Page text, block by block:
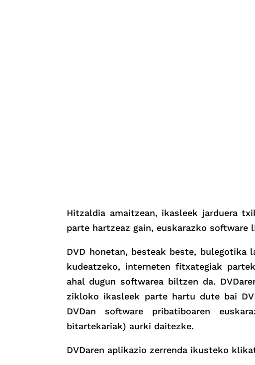
Hitzaldia amaitzean, ikasleek jarduera
parte hartzeaz gain, euskarazko software
DVD honetan, besteak beste,
kudeatzeko, interneten fitxategiak
ahal dugun softwarea biltzen da.
zikloko ikasleek parte hartu dute bai
DVDan software pribatiboaren
bitartekariak) aurki daitezke.
DVDaren aplikazio zerrenda ikusteko